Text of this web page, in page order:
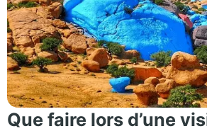
Que faire lors d’une